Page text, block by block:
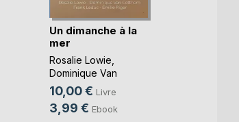
Un dimanche à la
mer
Rosalie Lowie
Dominique Van
Cotthem, ...
10,00 € Livre
3,99 € Ebook